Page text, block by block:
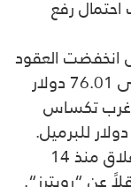
رفع
غرينتش انخفضت العقود
الآجلة لخام برنت 68 سنتا أو 0.89% إلى 76.01 دولار
غرب تكساس
وبلغ الخامان أعلى مستوياتهما عند الإغلاق منذ 14